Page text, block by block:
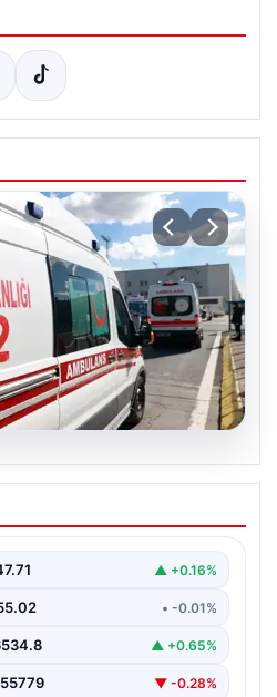
Çatışma: 1 Ölü, 1
Olay, iki grup arasında▲ +0.16%
• -0.01%
▲ +0.65%
▼ -0.28%